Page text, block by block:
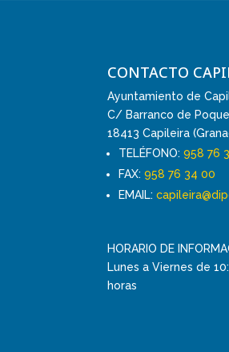
CONTACTO
Ayuntamiento de
C/ Barranco de
18413 Capileira
TELÉFONO:958 76
FAX:958 76 34 00
EMAIL:
HORARIO DE
Lunes a Viernes de
horas